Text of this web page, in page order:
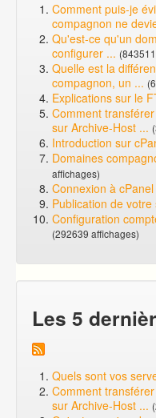
Comment puis-je
compagnon ne
Qu'est-ce qu'un
configurer ...
Quelle est la
compagnon, un ...
Explications sur le
Comment
sur Archive-Host ...
Introduction sur
Domaines
affichages)
Connexion à cPanel
Publication de votre
Configuration
(292639 affichages)
Les 5
Quels sont vos
Comment
sur Archive-Host ...